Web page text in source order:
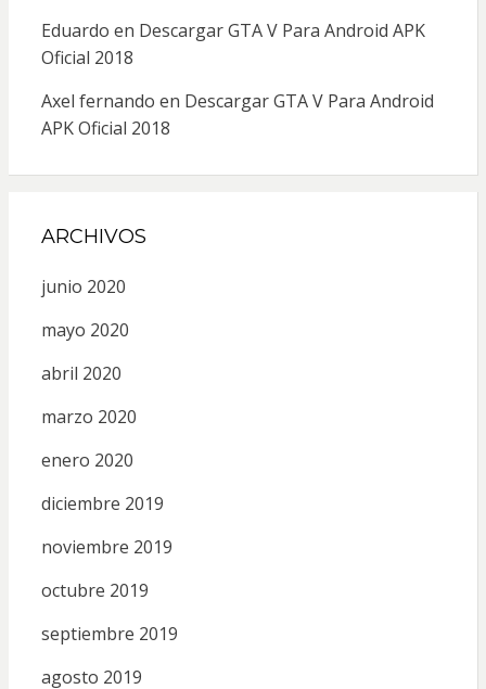
Eduardo en Descargar GTA V Para Android APK
Oficial 2018
Axel fernando en Descargar GTA V Para Android
APK Oficial 2018
ARCHIVOS
junio 2020
mayo 2020
abril 2020
marzo 2020
enero 2020
diciembre 2019
noviembre 2019
octubre 2019
septiembre 2019
agosto 2019